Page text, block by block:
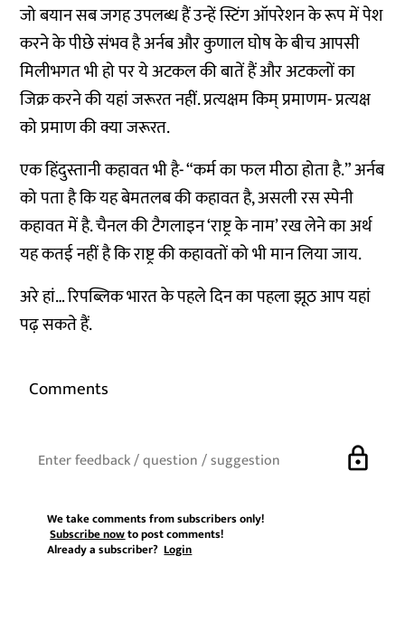
जो बयान सब जगह उपलब्ध हैं उन्हें स्टिंग ऑपरेशन के रूप में पेश
करने के पीछे संभव है अर्नब और कुणाल घोष के बीच आपसी
मिलीभगत भी हो पर ये अटकल की बातें हैं और अटकलों का
जिक्र करने की यहां जरूरत नहीं. प्रत्यक्षम किम् प्रमाणम- प्रत्यक्ष
को प्रमाण की क्या जरूरत.
एक हिंदुस्तानी कहावत भी है- “कर्म का फल मीठा होता है.” अर्नब
को पता है कि यह बेमतलब की कहावत है, असली रस स्पेनी
कहावत में है. चैनल की टैगलाइन ‘राष्ट्र के नाम’ रख लेने का अर्थ
यह कतई नहीं है कि राष्ट्र की कहावतों को भी मान लिया जाय.
अरे हां… रिपब्लिक भारत केपहले दिन का पहला झूठ आप यहां
पढ़सकते हैं.
Comments
lock
We take comments from subscribers only!
Subscribe nowto post comments!
Already a subscriber?Login